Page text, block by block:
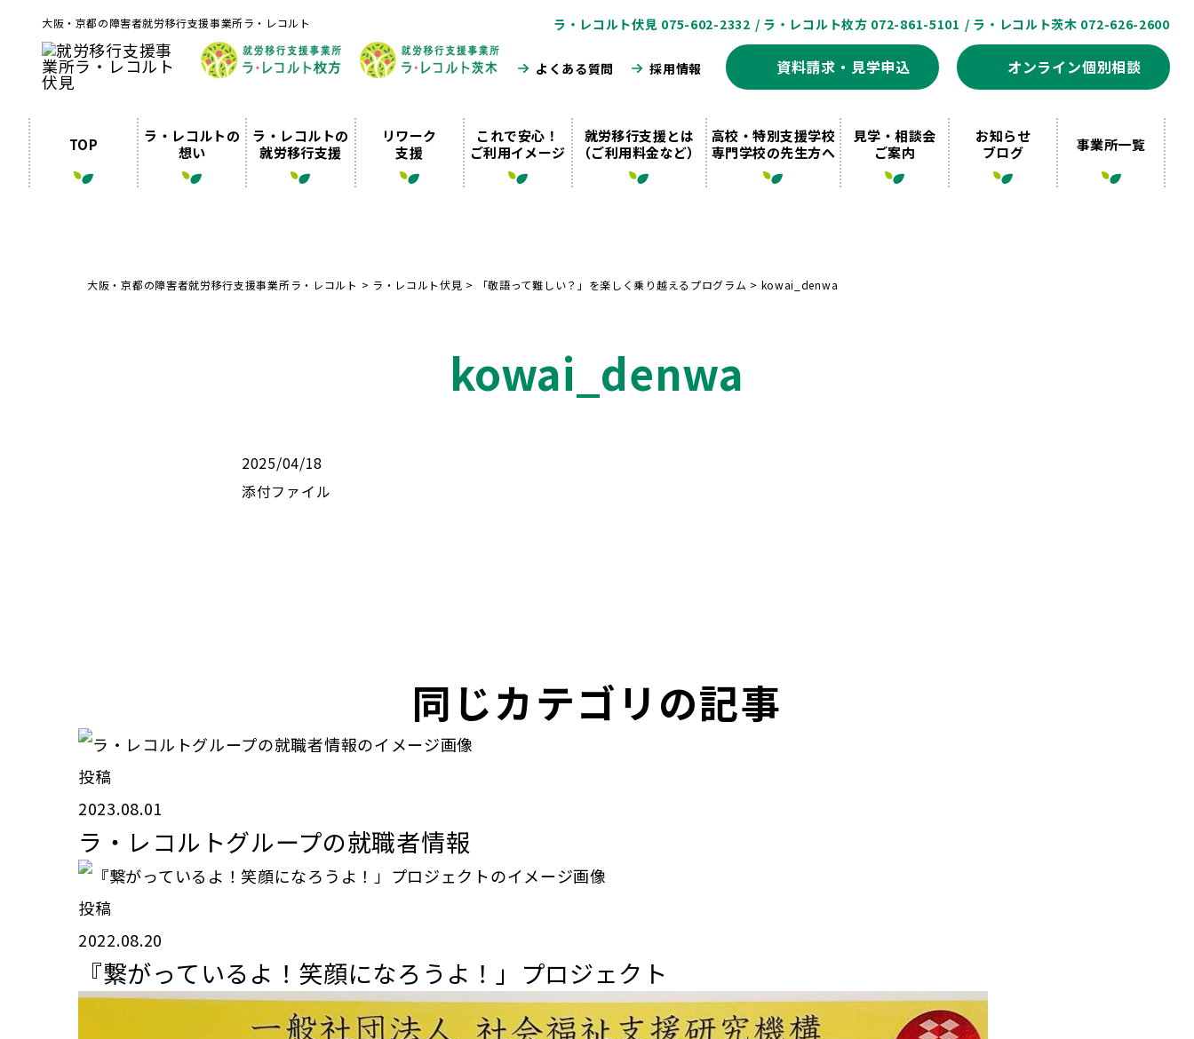
大阪・京都の障害者就労移行支援事業所ラ・レコルト ラ・レコルト伏見 075-602-2332 / ラ・レコルト枚方 072-861-5101 / ラ・レコルト茨木 072-626-2600
よくある質問 採用情報 資料請求・見学申込 オンライン個別相談
TOP
ラ・レコルトの
想い
ラ・レコルトの
就労移行支援
リワーク
支援
これで安心！
ご利用イメージ
就労移行支援とは
（ご利用料金など）
高校・特別支援学校
専門学校の先生方へ
見学・相談会
ご案内
お知らせ
ブログ
事業所一覧
大阪・京都の障害者就労移行支援事業所ラ・レコルト > ラ・レコルト伏見 > 「敬語って難しい？」を楽しく乗り越えるプログラム > kowai_denwa
kowai_denwa
2025/04/18
添付ファイル
同じカテゴリの記事
投稿
2023.08.01
ラ・レコルトグループの就職者情報
投稿
2022.08.20
『繋がっているよ！笑顔になろうよ！」プロジェクト